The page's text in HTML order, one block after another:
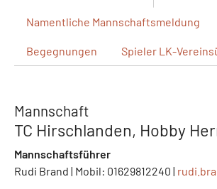
Namentliche Mannschaftsmeldung
Begegnungen Spieler LK-
Mannschaft
TC Hirschlanden, Hobby
Mannschaftsführer
Rudi Brand | Mobil: 01629812240 |